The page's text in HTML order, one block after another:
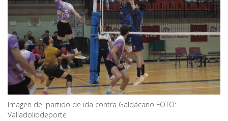
Imagen del partido de ida contra Galdácano FOTO:
Valladoliddeporte